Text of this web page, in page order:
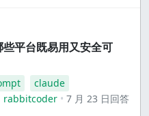
平台既易用又安全可
claude
rabbitcoder
7 月 23 日回答